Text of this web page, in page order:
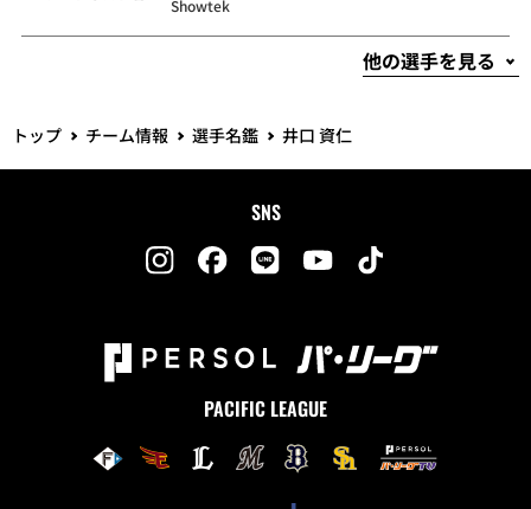
Showtek
トップ チーム情報 選手名鑑 井口 資仁
SNS
PACIFIC LEAGUE